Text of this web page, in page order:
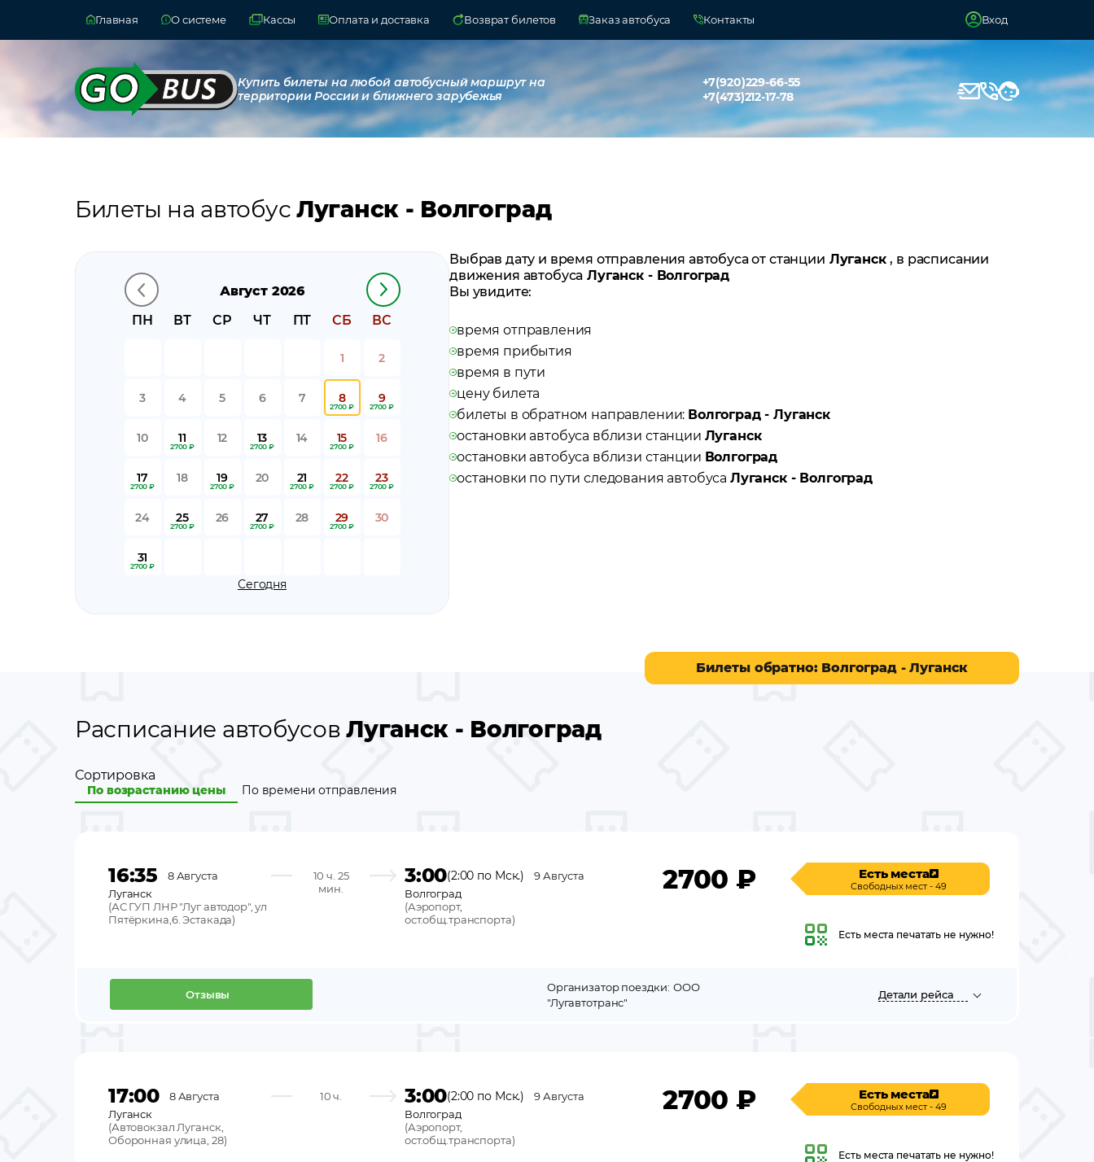
Главная О системе Кассы Оплата и доставка Возврат билетов Заказ автобуса Контакты Вход
Купить билеты на любой автобусный маршрут на
территории России и ближнего зарубежья
+7(920)229-66-55
+7(473)212-17-78
Билеты на автобус Луганск - Волгоград
Август 2026
ПН
ВТ СР ЧТ ПТ СБ ВС
1 2
3 4 5 6 7 8
2700 ₽
9
2700 ₽
10 11
2700 ₽
12 13
2700 ₽
14 15
2700 ₽
16
17
2700 ₽
18 19
2700 ₽
20 21
2700 ₽
22
2700 ₽
23
2700 ₽
24 25
2700 ₽
26 27
2700 ₽
28 29
2700 ₽
30
31
2700 ₽
Сегодня
Выбрав дату и время отправления автобуса от станции Луганск, в расписании
движения автобуса Луганск - Волгоград
Вы увидите:
время отправления
время прибытия
время в пути
цену билета
билеты в обратном направлении: Волгоград - Луганск
остановки автобуса вблизи станции Луганск
остановки автобуса вблизи станции Волгоград
остановки по пути следования автобуса Луганск - Волгоград
Расписание автобусовЛуганск - Волгоград
Сортировка
По возрастанию цены По времени отправления
Билеты обратно: Волгоград - Луганск
16:35
8 Августа
Луганск
(АС ГУП ЛНР "Луг автодор", ул
Пятёркина,6. Эстакада)
10 ч. 25
мин.
3:00(2:00 по Мск.)
9 Августа
Волгоград
(Аэропорт,
ост.общ.транспорта)
2700 ₽ Есть места
Свободных мест - 49
Есть места печатать не нужно!
Отзывы
Организатор поездки: ООО
"Лугавтотранс"
Детали рейса
17:00
8 Августа
Луганск
(Автовокзал Луганск,
Оборонная улица, 28)
10 ч. 3:00(2:00 по Мск.)
9 Августа
Волгоград
(Аэропорт,
ост.общ.транспорта)
2700 ₽ Есть места
Свободных мест - 49
Есть места печатать не нужно!